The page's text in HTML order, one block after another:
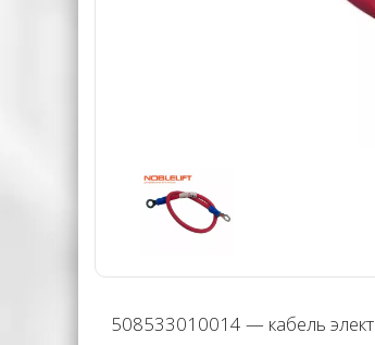
508533010014 — кабель